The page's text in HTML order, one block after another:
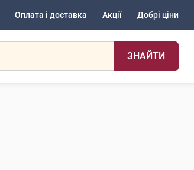
Оплата і доставка Акції Добрі ціни
ЗНАЙТИ